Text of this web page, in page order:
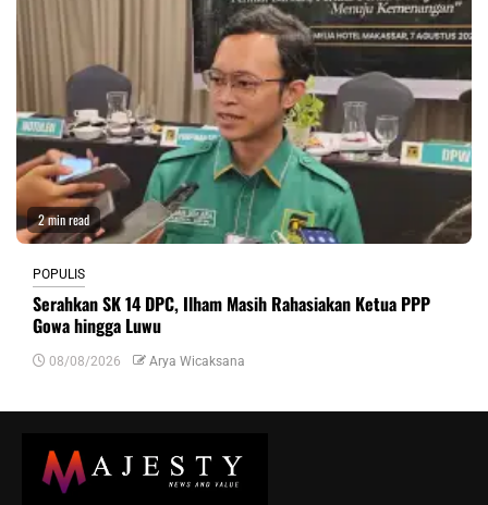
2 min read
POPULIS
Serahkan SK 14 DPC, Ilham Masih Rahasiakan Ketua PPP
Gowa hingga Luwu
08/08/2026 Arya Wicaksana